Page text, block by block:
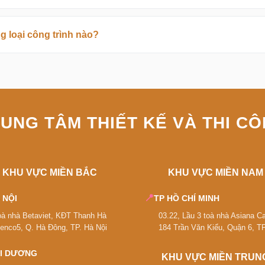
— có bồn ngâm freestanding, shower rain overhead, khu
tường ngăn bán cao chia ranh giới vùng ướt/khô, đảm bảo
Đẹp Phổ Biến Nhất
ngữ thẩm mỹ riêng. Lựa chọn phong cách phòng tắm cần
loại công trình nào?
TÂM THIẾT KẾ VÀ THI
KHU VỰC MIỀN BẮC
NỘI
nhà Betaviet, KĐT Thanh Hà
Q. Hà Đông, TP. Hà Nội
DƯƠNG
KHU VỰC MIỀN NAM
📍TP HỒ CHÍ MINH
03.22, Lầu 3 toà nhà Asiana
184 Trần Văn Kiểu, Quận 6,
KHU VỰC MIỀN